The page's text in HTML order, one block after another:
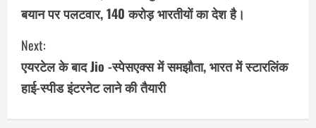
n
t
i
n
बयान पर पलटवार, 140 करोड़ भारतीयों का देश है।
Next:
एयरटेल के बाद Jio -स्पेसएक्स में समझौता, भारत में स्टारलिंक
हाई-स्पीड इंटरनेट लाने की तैयारी